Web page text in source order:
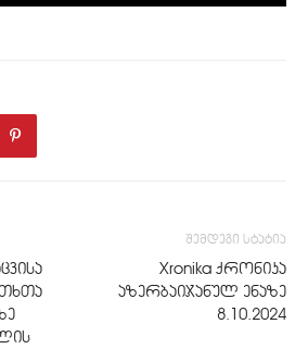
შემდეგი სტატია
Xronika ქრონიკა
აზერბაიჯანულ ენაზე
8.10.2024